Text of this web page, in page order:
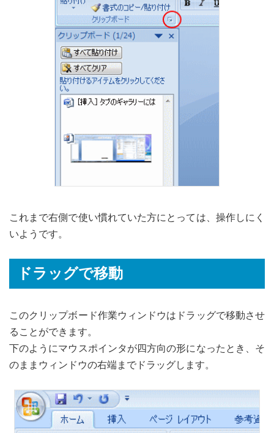
これまで右側で使い慣れていた方にとっては、操作しにく
いようです。
ドラッグで移動
このクリップボード作業ウィンドウはドラッグで移動させ
ることができます。
下のようにマウスポインタが四方向の形になったとき、そ
のままウィンドウの右端までドラッグします。